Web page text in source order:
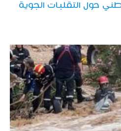
حول التقلبات الجوية